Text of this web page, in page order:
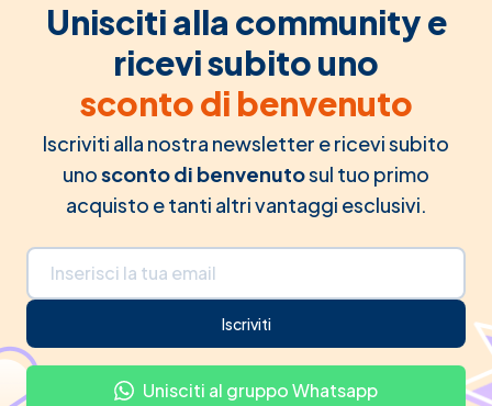
Unisciti alla community e
ricevi subito uno
sconto di benvenuto
Iscriviti alla nostra newsletter e ricevi subito
unosconto di benvenutosul tuo primo
acquisto e tanti altri vantaggi esclusivi.
Indirizzo email
Iscriviti
Unisciti al gruppo Whatsapp